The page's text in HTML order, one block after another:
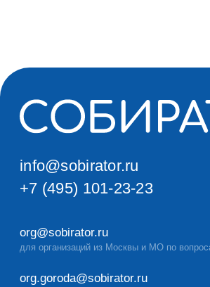
Экомобиль
для организаций из Москвы и МО по вопросам сотрудничества
editors@sobirator.ru
для организаций из разных городов России